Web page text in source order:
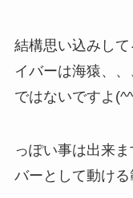
結構思い込みし
イバーは海猿、
ではないですよ(^^
っぽい事は出来
バーとして動ける